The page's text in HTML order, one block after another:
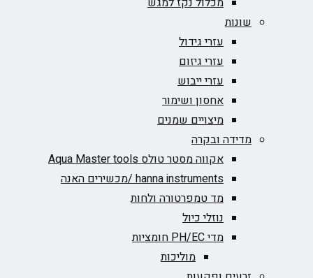
עזרי גידול
עזרי גיזום
עזרי ייבוש
אחסון ושימור
מיצויים שמנים
מדידה ובקרה
אקווה מסטר טולס Aqua Master tools
hanna instruments /מכשירים האנה
מד טמפרטורה ולחות
נוזלי כיול
מוליכות